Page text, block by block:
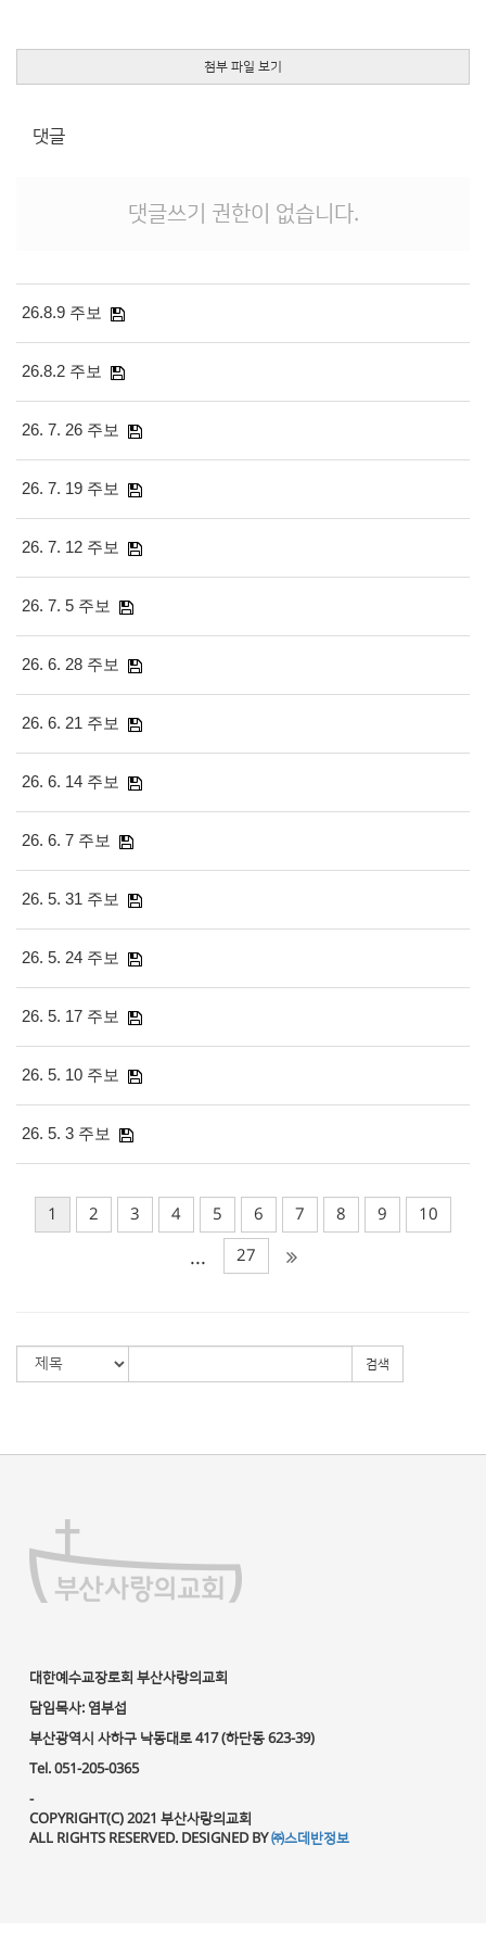
첨부 파일 보기
댓글
댓글쓰기 권한이 없습니다.
26.8.9 주보
26.8.2 주보
26. 7. 26 주보
26. 7. 19 주보
26. 7. 12 주보
26. 7. 5 주보
26. 6. 28 주보
26. 6. 21 주보
26. 6. 14 주보
26. 6. 7 주보
26. 5. 31 주보
26. 5. 24 주보
26. 5. 17 주보
26. 5. 10 주보
26. 5. 3 주보
1 2 3 4 5 6 7 8 9 10
... 27
검색
대한예수교장로회 부산사랑의교회
담임목사: 염부섭
부산광역시 사하구 낙동대로 417 (하단동 623-39)
Tel. 051-205-0365
-
COPYRIGHT(C) 2021 부산사랑의교회
ALL RIGHTS RESERVED. DESIGNED BY㈜스데반정보